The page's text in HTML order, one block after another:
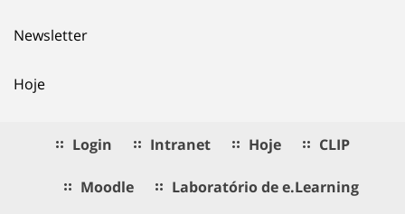
Newsletter
Hoje
Login Intranet Hoje CLIP
Moodle Laboratório de e.Learning